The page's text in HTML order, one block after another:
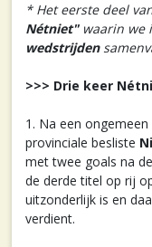
* Het eerste deel
Nétniet"waarin we
wedstrijden
>>> Drie keer
1. Na een
provinciale besliste
met twee goals na
de derde titel op rij
uitzonderlijk is en
verdient.